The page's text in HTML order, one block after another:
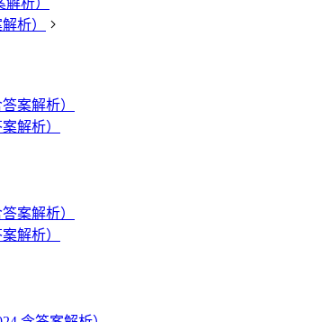
析）
析）
解析）
解析）